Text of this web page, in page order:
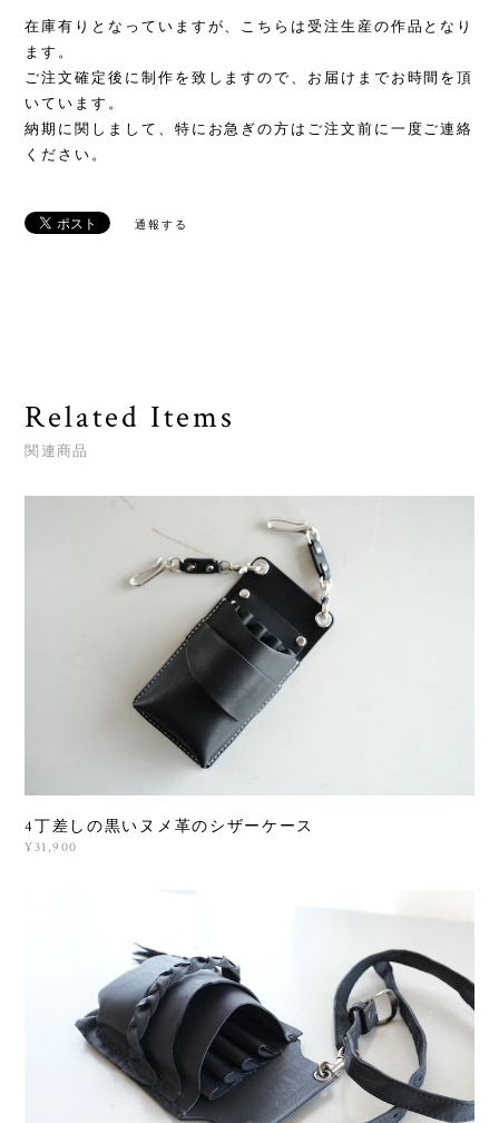
在庫有りとなっていますが、こちらは受注生産の作品となり
ます。
ご注文確定後に制作を致しますので、お届けまでお時間を頂
いています。
納期に関しまして、特にお急ぎの方はご注文前に一度ご連絡
ください。
通報する
Related Items
関連商品
4丁差しの黒いヌメ革のシザーケース
¥31,900